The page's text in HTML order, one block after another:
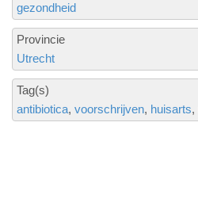
gezondheid
Provincie
Utrecht
Tag(s)
antibiotica voorschrijven huisarts